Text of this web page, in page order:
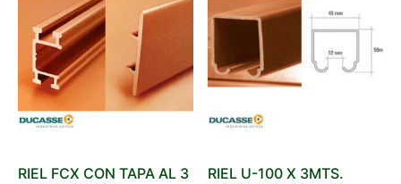
RIEL FCX CON TAPA AL 3
RIEL U-100 X 3MTS.